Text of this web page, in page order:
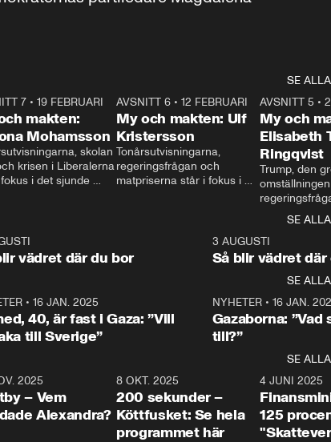
SE ALLA
24:30
7• 19 FEBRUARI
makten:
Mohamsson
skolan
krisen i Liberalerna
i det sjunde
My
ställer
och
till svars.
27:30
AVSNITT 6 •12 FEBRUARI
My och makten: Ulf
Kristersson
Tonårsutvisningarna,
regeringsfrågan och
matpriserna står i fokus i
Rohwedder ställer
statsminister Ulf Kristersson
AVSNITT 5 •
My och
Elisabeth
Ringqvist
Trump, den
centrum i
avsnittet av
Makten”. Se
Aftonbladets
Rohwedder
Thand Ring
SE ALLA
vädret där du bor
3 AUGUSTI
Så blir vädret där
SE ALLA
• 16 JAN. 2025
40, är fast i Gaza: ”Vill
till Sverige”
NYHETER• 16 JAN.
Gazaborna:
till?”
SE ALLA
31:05
2025
– Vem
Alexandra?
4:29
8 OKT. 2025
200 sekunder –
Köttfusket: Se hela
programmet här
4 JUNI 2025
125